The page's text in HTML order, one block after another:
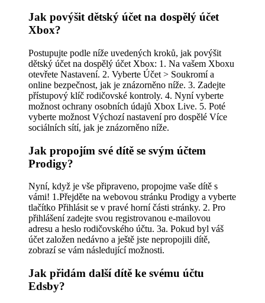
Jak povýšit dětský účet na dospělý účet
Xbox?
Postupujte podle níže uvedených kroků, jak povýšit
dětský účet na dospělý účet Xbox: 1. Na vašem Xboxu
otevřete Nastavení. 2. Vyberte Účet > Soukromí a
online bezpečnost, jak je znázorněno níže. 3. Zadejte
přístupový klíč rodičovské kontroly. 4. Nyní vyberte
možnost ochrany osobních údajů Xbox Live. 5. Poté
vyberte možnost Výchozí nastavení pro dospělé Více
sociálních sítí, jak je znázorněno níže.
Jak propojím své dítě se svým účtem
Prodigy?
Nyní, když je vše připraveno, propojme vaše dítě s
vámi! 1.Přejděte na webovou stránku Prodigy a vyberte
tlačítko Přihlásit se v pravé horní části stránky. 2. Pro
přihlášení zadejte svou registrovanou e-mailovou
adresu a heslo rodičovského účtu. 3a. Pokud byl váš
účet založen nedávno a ještě jste nepropojili dítě,
zobrazí se vám následující možnosti.
Jak přidám další dítě ke svému účtu
Edsby?